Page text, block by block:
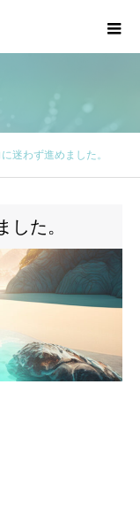
迷わず進めました。
した。